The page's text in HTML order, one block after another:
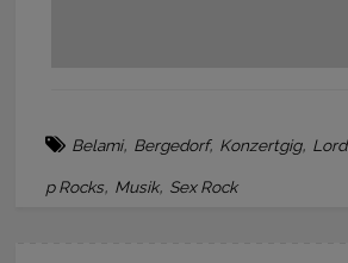
Belami, Bergedorf, Konzertgig,
p Rocks, Musik, Sex Rock